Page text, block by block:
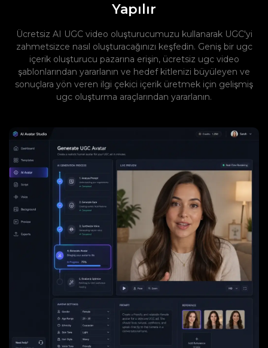
Yapılır
Ücretsiz AI UGC video oluşturucumuzu kullanarak UGC'yi
zahmetsizce nasıl oluşturacağınızı keşfedin. Geniş bir ugc
içerik oluşturucu pazarına erişin, ücretsiz ugc video
şablonlarından yararlanın ve hedef kitlenizi büyüleyen ve
sonuçlara yön veren ilgi çekici içerik üretmek için gelişmiş
ugc oluşturma araçlarından yararlanın.